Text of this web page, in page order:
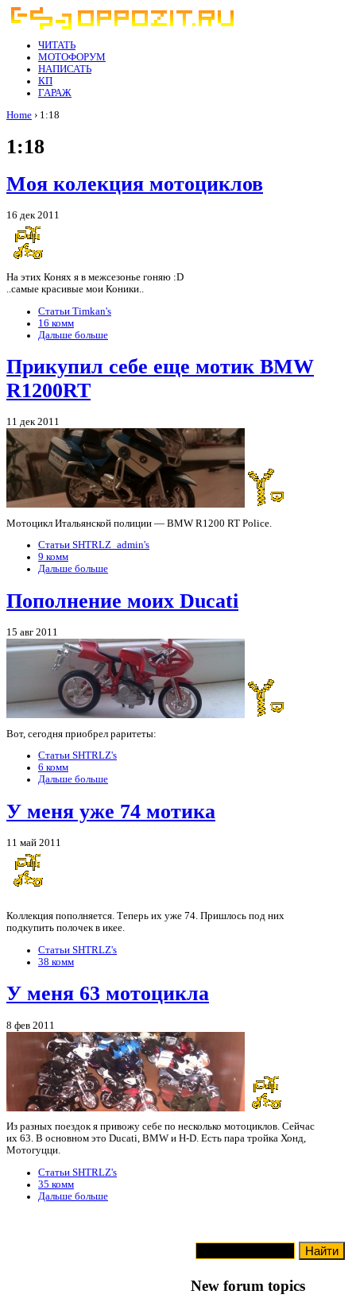
ЧИТАТЬ
МОТОФОРУМ
НАПИСАТЬ
КП
ГАРАЖ
Home › 1:18
1:18
Моя колекция мотоциклов
16 дек 2011
На этих Конях я в межсезонье гоняю :D
..самые красивые мои Коники..
Статьи Timkan's
16 комм
Дальше больше
Прикупил себе еще мотик BMW
R1200RT
11 дек 2011
Мотоцикл Итальянской полиции — BMW R1200 RT Police.
Статьи SHTRLZ_admin's
9 комм
Дальше больше
Пополнение моих Ducati
15 авг 2011
Вот, сегодня приобрел раритеты:
Статьи SHTRLZ's
6 комм
Дальше больше
У меня уже 74 мотика
11 май 2011
Коллекция пополняется. Теперь их уже 74. Пришлось под них
подкупить полочек в икее.
Статьи SHTRLZ's
38 комм
У меня 63 мотоцикла
8 фев 2011
Из разных поездок я привожу себе по несколько мотоциклов. Сейчас
их 63. В основном это Ducati, BMW и H-D. Есть пара тройка Хонд,
Мотогуцци.
Статьи SHTRLZ's
35 комм
Дальше больше
New forum topics